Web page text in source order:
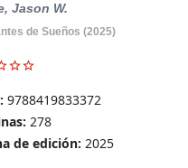
Jason W.
de Sueños (2025)
9788419833372
278
de edición: 2025